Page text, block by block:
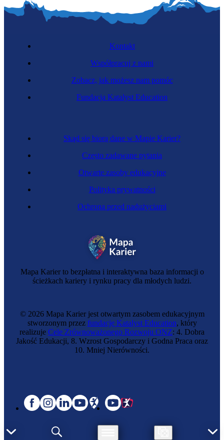
Kontrolerka wyrobów przemysłowych
Mechaniczka maszyn i urządzeń
Optyczka-mechaniczka
Mapa Karier to bezpłatna i interaktywna baza informacji o
ścieżkach kariery i rynku pracy dla młodych ludzi.
Skąd się biorą dane w Mapie Karier?
Często zadawane pytania
Otwarte zasoby edukacyjne
Polityka prywatności
Ochrona przed nadużyciami
Kontakt
Współpracuj z nami
Zobacz, jak możesz nam pomóc
Fundacja Katalyst Education
© 2026 Mapa Karier jest otwartym zasobem edukacyjnym
stworzonym przez fundację Katalyst Education, który
realizuje Cele Zrównoważonego Rozwoju ONZ: 4. Dobra
Jakość Edukacji, 8. Wzrost Gospodarczy i Godna Praca oraz
10. Mniej Nierówności.